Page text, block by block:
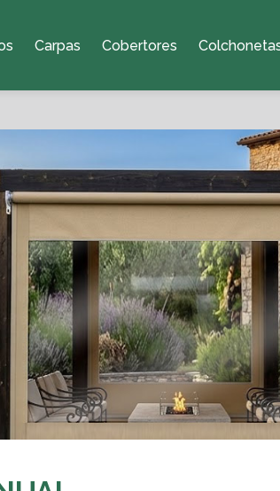
Carpas Cobertores